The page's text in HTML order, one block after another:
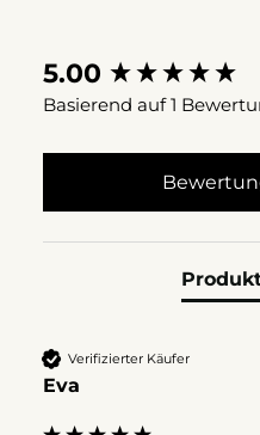
5.00
Basierend auf 1
Verifizierter Käufer
Eva
New content loaded